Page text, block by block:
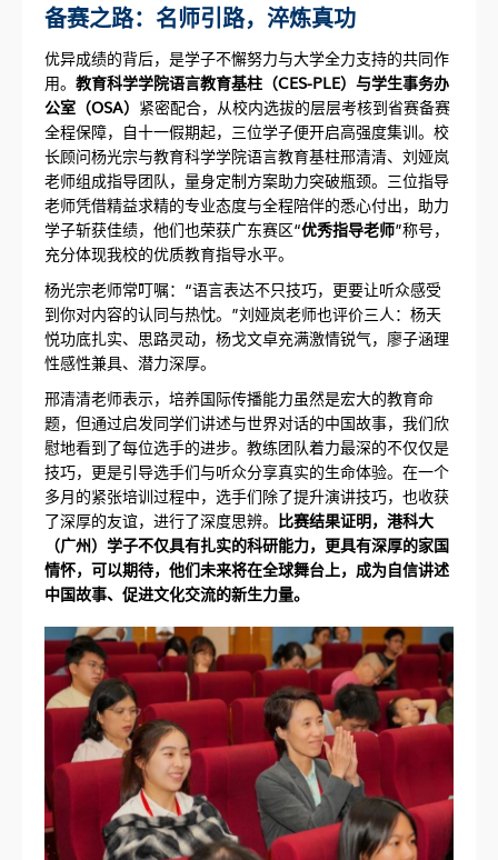
备赛之路：名师引路，淬炼真功
优异成绩的背后，是学子不懈努力与大学全力支持的共同作
用。 教育科学学院语言教育基柱（CES-PLE）与学生事务办
公室（OSA） 紧密配合，从校内选拔的层层考核到省赛备赛
全程保障，自十一假期起，三位学子便开启高强度集训。校
长顾问杨光宗与教育科学学院语言教育基柱邢清清、刘娅岚
老师组成指导团队，量身定制方案助力突破瓶颈。三位指导
老师凭借精益求精的专业态度与全程陪伴的悉心付出，助力
学子斩获佳绩，他们也荣获广东赛区“优秀指导老师”称号，
充分体现我校的优质教育指导水平。
杨光宗老师常叮嘱：“语言表达不只技巧，更要让听众感受
到你对内容的认同与热忱。”刘娅岚老师也评价三人：杨天
悦功底扎实、思路灵动，杨戈文卓充满激情锐气，廖子涵理
性感性兼具、潜力深厚。
邢清清老师表示，培养国际传播能力虽然是宏大的教育命
题，但通过启发同学们讲述与世界对话的中国故事，我们欣
慰地看到了每位选手的进步。教练团队着力最深的不仅仅是
技巧，更是引导选手们与听众分享真实的生命体验。在一个
多月的紧张培训过程中，选手们除了提升演讲技巧，也收获
了深厚的友谊，进行了深度思辨。 比赛结果证明，港科大
（广州）学子不仅具有扎实的科研能力，更具有深厚的家国
情怀，可以期待，他们未来将在全球舞台上，成为自信讲述
中国故事、促进文化交流的新生力量。